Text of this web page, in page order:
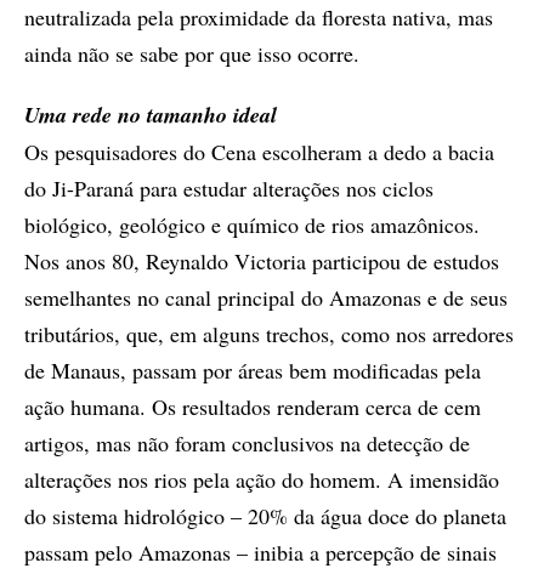
neutralizada pela proximidade da floresta nativa, mas
ainda não se sabe por que isso ocorre.
Uma rede no tamanho ideal
Os pesquisadores do Cena escolheram a dedo a bacia
do Ji-Paraná para estudar alterações nos ciclos
biológico, geológico e químico de rios amazônicos.
Nos anos 80, Reynaldo Victoria participou de estudos
semelhantes no canal principal do Amazonas e de seus
tributários, que, em alguns trechos, como nos arredores
de Manaus, passam por áreas bem modificadas pela
ação humana. Os resultados renderam cerca de cem
artigos, mas não foram conclusivos na detecção de
alterações nos rios pela ação do homem. A imensidão
do sistema hidrológico – 20% da água doce do planeta
passam pelo Amazonas – inibia a percepção de sinais